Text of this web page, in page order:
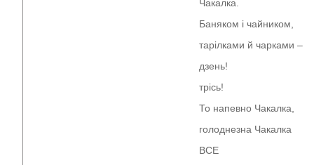
Чакалка.
Баняком і чайником,
тарілками й чарками –
дзень!
трісь!
То напевно Чакалка,
голоднезна Чакалка
ВСЕ